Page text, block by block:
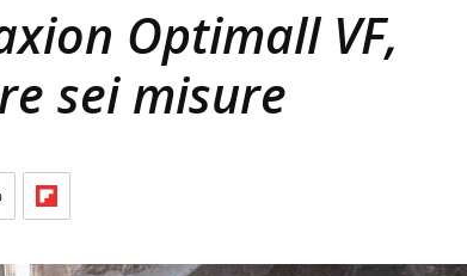
Optimall VF,
sei misure